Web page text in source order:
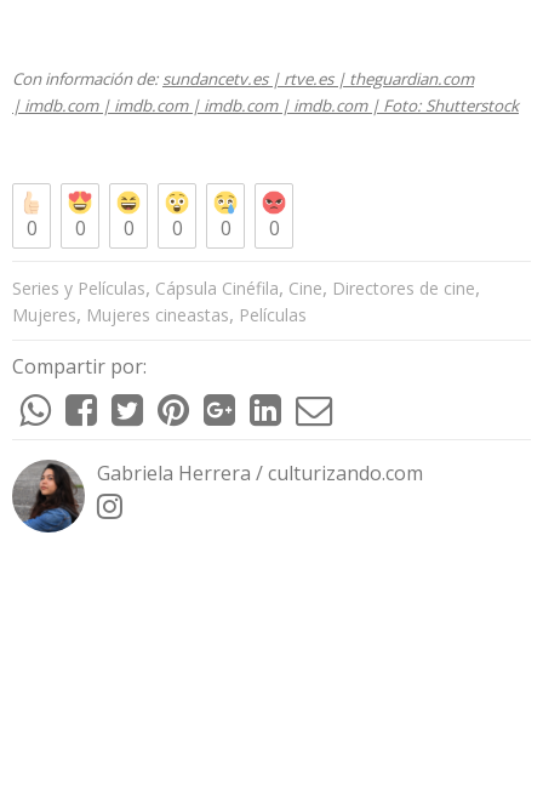
Con información de: sundancetv.es | rtve.es | theguardian.com
| imdb.com | imdb.com | imdb.com | imdb.com| Foto: Shutterstock
0 0 0 0 0 0
Series y Películas, Cápsula Cinéfila, Cine, Directores de cine,
Mujeres, Mujeres cineastas, Películas
Compartir por:
Gabriela Herrera / culturizando.com